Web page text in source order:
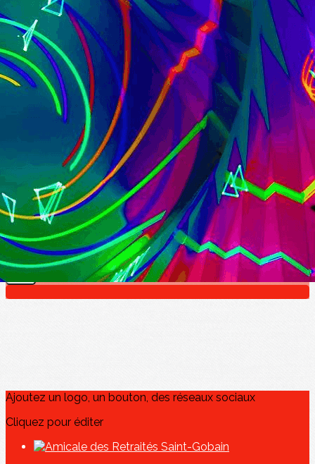
Exporter les lignes sélectionnées
Exporter toutes les colonnes
Exporter uniquement les colonnes affichées
Menu
?>
Images de la page d'accueil
Cliquez pour éditer
Texte, bouton et/ou inscription à la newsletter
Cliquez pour éditer
Amicale des Retraités de Saint-
Gobain
Je m'abonne à la newsletter
OK
Ajoutez un logo, un bouton, des réseaux sociaux
Cliquez pour éditer